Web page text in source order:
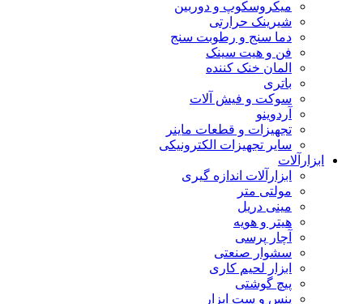
میکروسکوپ و دوربین
شیرینک حرارتی
دما سنج و رطوبت سنج
فن و هیت سینک
المان خنک کننده
باتری
سوکت و فیش آلات
آردوینو
تجهیزات و قطعات ماینر
سایر تجهیزات الکترونیکی
ابزارآلات
ابزارآلات اندازه گیری
مولتی متر
مینی دریل
هیتر و هویه
آچار پرسی
سشوار صنعتی
ابزار لحیم کاری
پیچ گوشتی
پنس و ست ابزار